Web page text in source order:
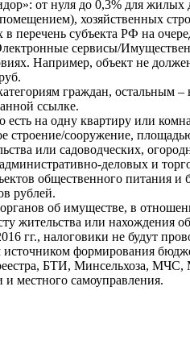
от нуля до 0,3% для
хозяйственных
в перечень субъекта РФ на
сервисы/
Например, объект не
граждан,
ссылке.
есть на одну квартиру или
строение/сооружение,
или садоводческих,
административно-деловых и
общественного питания
рублей.
об имуществе, в
жительства или нахождения
гг., налоговики не будут
формирования
БТИ, Минсельхоза,
местного самоуправления.